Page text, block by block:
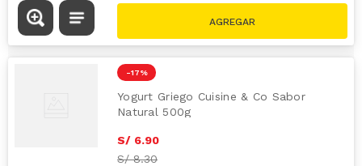
-17 %
Yogurt Griego Cuisine & Co Sabor
Natural 500g
S/ 6.90
S/8.30